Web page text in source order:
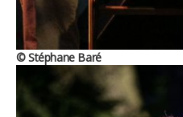
© Stéphane Baré